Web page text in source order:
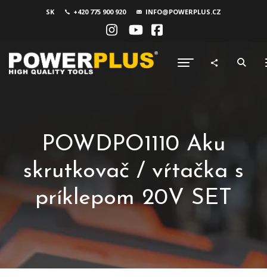
SK +420 775 900 920 INFO@POWERPLUS.CZ
POWDPO1110 Aku
skrutkovač / vŕtačka s
príklepom 20V SET